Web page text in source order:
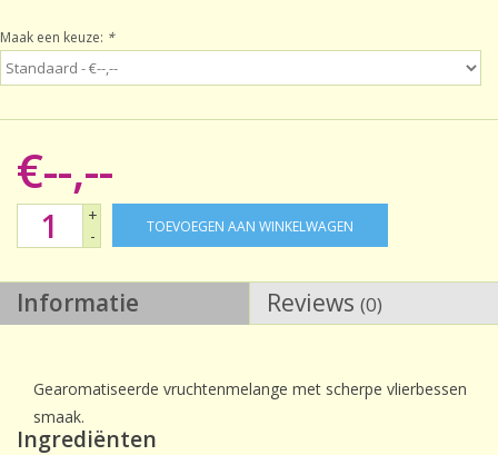
Laatste kans!
Maak een keuze: *
€--,--
+
-
TOEVOEGEN AAN WINKELWAGEN
Informatie Reviews (0)
Gearomatiseerde vruchtenmelange met scherpe vlierbessen
smaak.
Ingrediënten